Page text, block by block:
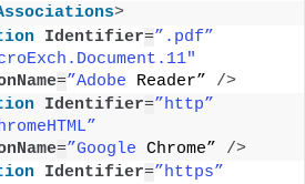
>
Identifier=”.pdf”
=”Adobe Reader” />
Identifier=”http”
=”Google Chrome” />
Identifier=”https”